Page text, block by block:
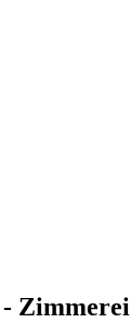
- Zimmerei